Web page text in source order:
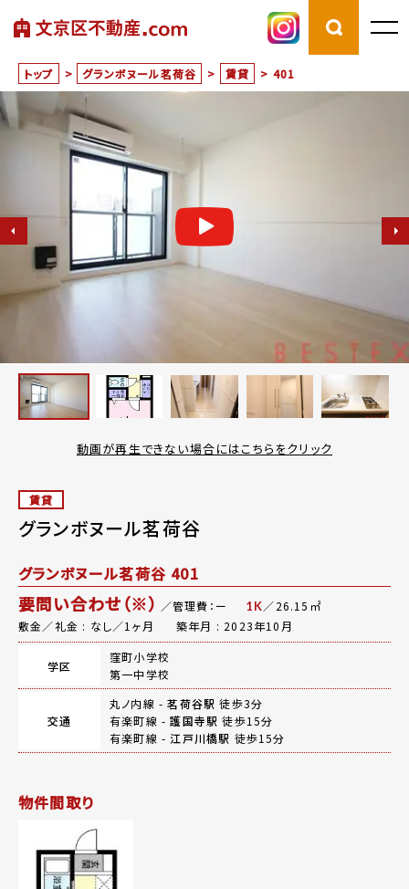
トップ > グランボヌール茗荷谷 > 賃貸 > 401
動画が再生できない場合にはこちらをクリック
賃貸
グランボヌール茗荷谷
グランボヌール茗荷谷 401
要問い合わせ（※） ／管理費：ー 1K／26.15㎡
敷金／礼金 : なし／1ヶ月
築年月 : 2023年10月
学区
窪町小学校
第一中学校
交通
丸ノ内線 -茗荷谷駅 徒歩3分
有楽町線 -護国寺駅 徒歩15分
有楽町線 -江戸川橋駅 徒歩15分
物件間取り